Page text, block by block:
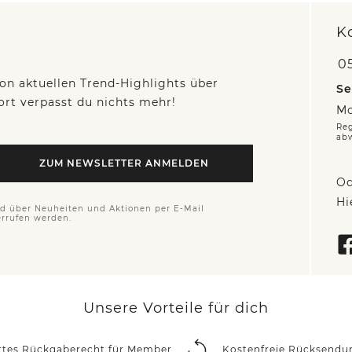
aktuellen Trend-Highlights über
verpasst du nichts mehr!
ZUM NEWSLETTER ANMELDEN
über Neuheiten und Aktionen per E-Mail
werden.
Unsere Vorteile für dich
Rückgaberecht für Member Kostenfreie